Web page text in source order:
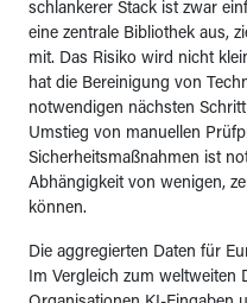
schlankerer Stack ist zwar
eine zentrale Bibliothek aus,
mit. Das Risiko wird nicht
hat die Bereinigung von
notwendigen nächsten
Umstieg von manuellen
Sicherheitsmaßnahmen ist
Abhängigkeit von wenigen,
können.
Die aggregierten Daten für
Im Vergleich zum weltweiten